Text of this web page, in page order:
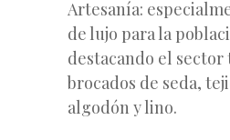
Artesanía:
de lujo para la
destacando el
brocados de seda,
algodón y lino.